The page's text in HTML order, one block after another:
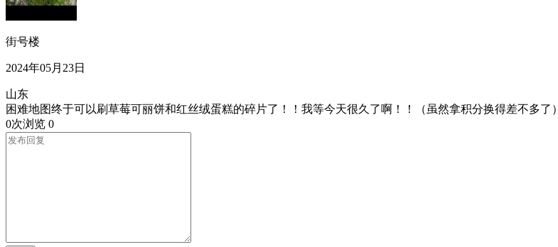
街号楼
2024年05月23日
山东
困难地图终于可以刷草莓可丽饼和红丝绒蛋糕的碎片了！！我等今天很久了啊！！（虽然拿积分换得差不多了）
0次浏览 0